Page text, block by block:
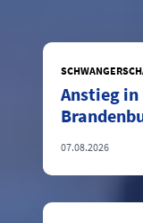
Anstieg
07.08.2026